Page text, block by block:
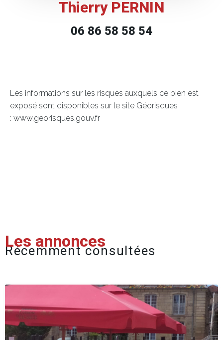
Thierry PERNIN
06 86 58 58 54
Les informations sur les risques auxquels ce bien est
exposé sont disponibles sur le site Géorisques
: www.georisques.gouv.fr
Les annonces
Récemment consultées